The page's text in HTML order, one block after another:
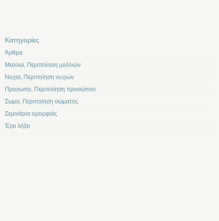
Kατηγορίες
Άρθρα
Μαλλια, Περιποίηση μαλλιών
Νυχια, Περιποίηση νυχιών
Προσωπο, Περιποίηση προσώπου
Σωμα, Περιποίηση σώματος
Σεμινάρια ομορφιάς
Έχει λήξει